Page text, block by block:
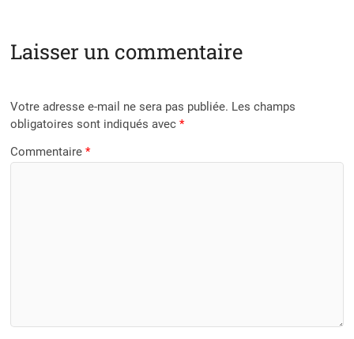
Laisser un commentaire
Votre adresse e-mail ne sera pas publiée. Les champs
obligatoires sont indiqués avec*
Commentaire*